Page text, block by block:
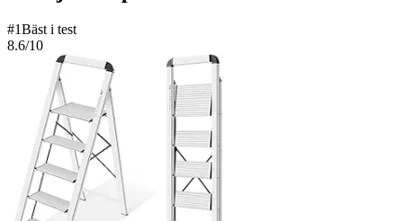
#1Bäst i test
8.6/10